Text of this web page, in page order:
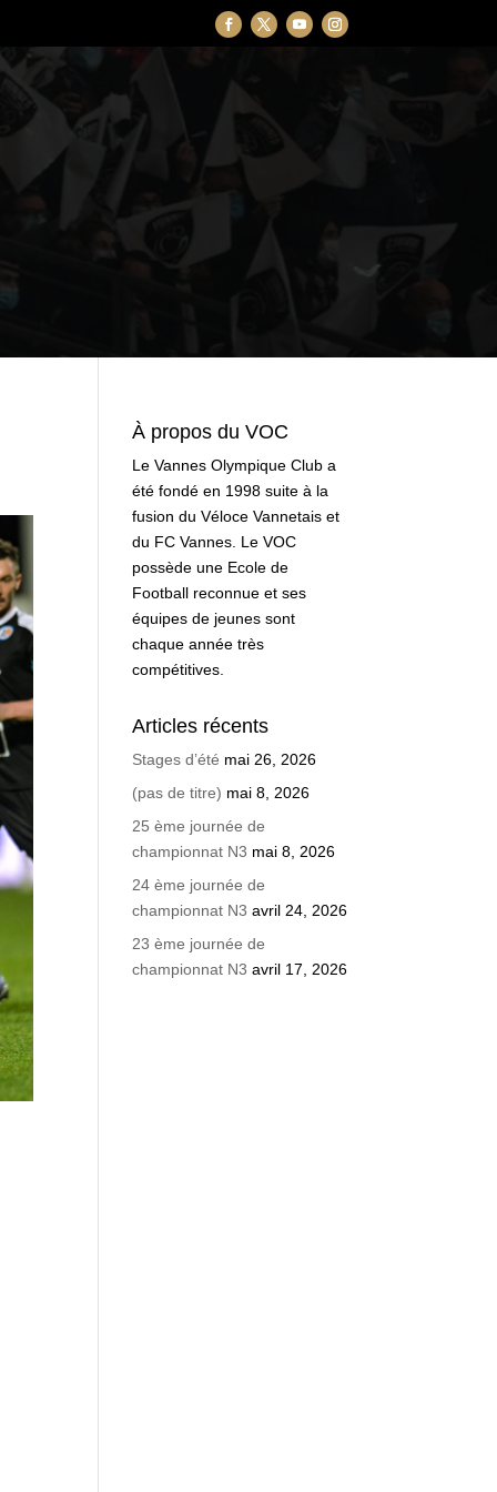
À propos du VOC
Le Vannes Olympique Club a
été fondé en 1998 suite à la
fusion du Véloce Vannetais et
du FC Vannes. Le VOC
possède une Ecole de
Football reconnue et ses
équipes de jeunes sont
chaque année très
compétitives.
Articles récents
Stages d’été mai 26, 2026
(pas de titre) mai 8, 2026
25 ème journée de
championnat N3 mai 8, 2026
24 ème journée de
championnat N3 avril 24, 2026
23 ème journée de
championnat N3 avril 17, 2026